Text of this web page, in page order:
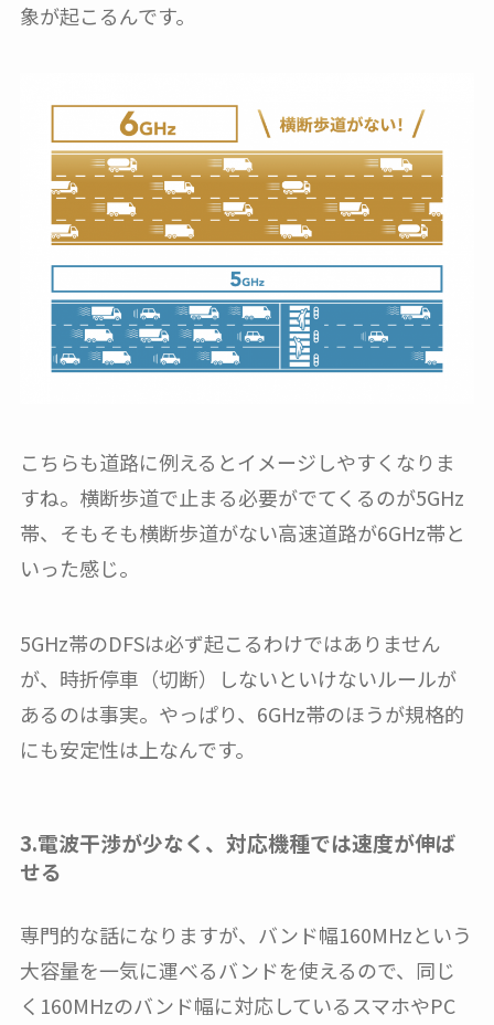
象が起こるんです。
こちらも道路に例えるとイメージしやすくなりま
すね。横断歩道で止まる必要がでてくるのが5GHz
帯、そもそも横断歩道がない高速道路が6GHz帯と
いった感じ。
5GHz帯のDFSは必ず起こるわけではありません
が、時折停車（切断）しないといけないルールが
あるのは事実。やっぱり、6GHz帯のほうが規格的
にも安定性は上なんです。
3.電波干渉が少なく、対応機種では速度が伸ば
せる
専門的な話になりますが、バンド幅160MHzという
大容量を一気に運べるバンドを使えるので、同じ
く160MHzのバンド幅に対応しているスマホやPC